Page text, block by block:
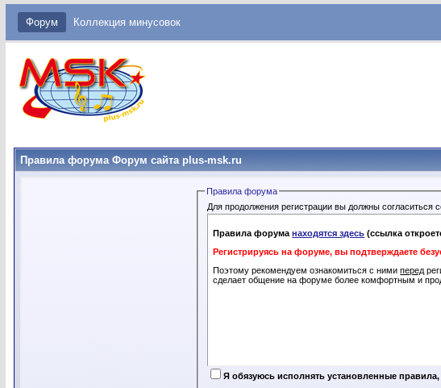
Форум Коллекция минусовок
Правила форума Форум сайта plus-msk.ru
Правила форума
Для продолжения регистрации вы должны
Правила форуманаходятся здесь (ссылка
Регистрируясь на форуме, вы подтверждаете
Поэтому рекомендуем ознакомиться с нимиперед
сделает общение на форуме более комфортным и
Я обязуюсь исполнять установленные